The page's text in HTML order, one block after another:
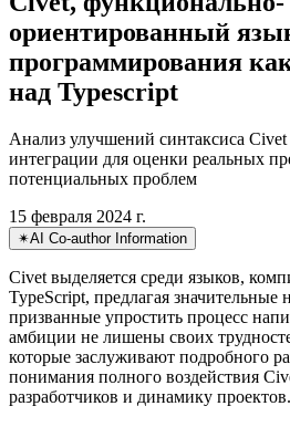
Civet, функционально-
ориентированный язык
над Typescript
интеграции для оценки реальных
потенциальных проблем
15 февраля 2024 г.
✴︎AI Co-author Information
Civet выделяется среди языков,
TypeScript, предлагая значительные
призванные упростить процесс
амбиции не лишены своих